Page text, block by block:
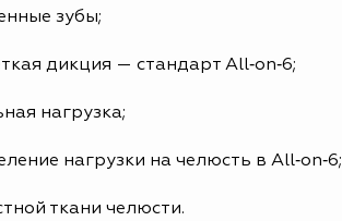
зубы;
дикция — стандарт All‑on‑6;
нагрузка;
нагрузки на челюсть в All‑on‑6;
ткани челюсти.